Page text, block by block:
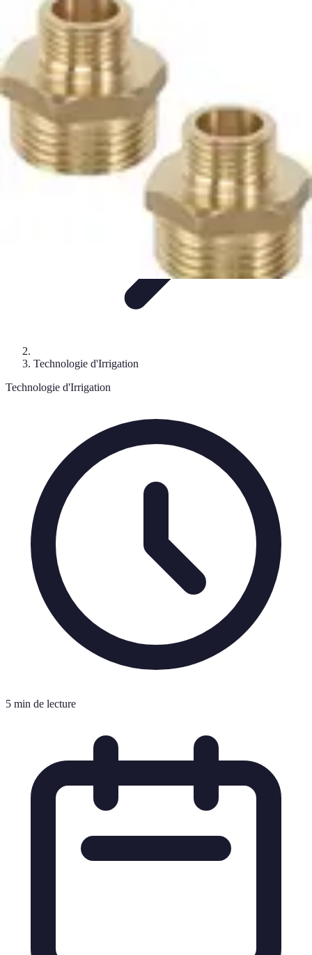
Système Irrigation
InstallationMaintenanceInnovations en irrigation
Réglages
Entretien et Maintenance
Système Irrigation
Technologie d'Irrigation
Technologie d'Irrigation
5 min de lecture